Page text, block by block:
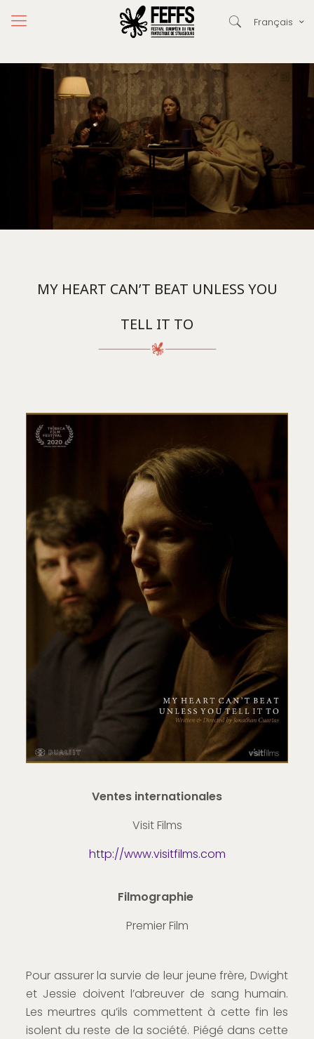
Français
MY HEART CAN’T BEAT UNLESS YOU
TELL IT TO
Ventes internationales
Visit Films
http://www.visitfilms.com
Filmographie
Premier Film
Pour assurer la survie de leur jeune frère, Dwight
et Jessie doivent l’abreuver de sang humain.
Les meurtres qu’ils commettent à cette fin les
isolent du reste de la société. Piégé dans cette